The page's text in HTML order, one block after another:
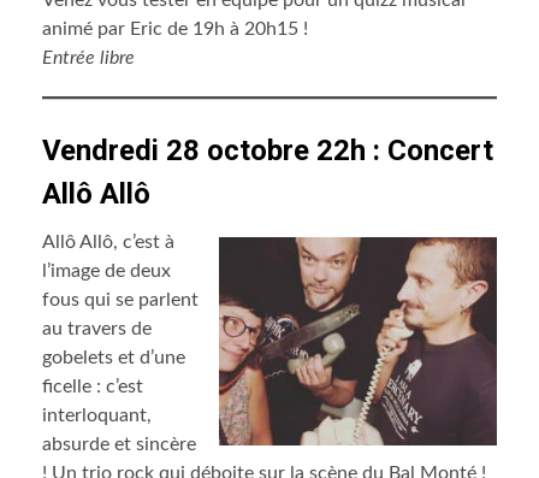
animé par Eric de 19h à 20h15 !
Entrée libre
Vendredi 28 octobre 22h : Concert
Allô Allô
Allô Allô, c’est à
l’image de deux
fous qui se parlent
au travers de
gobelets et d’une
ficelle : c’est
interloquant,
absurde et sincère
! Un trio rock qui déboite sur la scène du Bal Monté !